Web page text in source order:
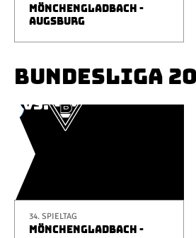
MÖNCHENGLADBACH -
AUGSBURG
BUNDESLIGA
34. SPIELTAG
MÖNCHENGLADBACH -